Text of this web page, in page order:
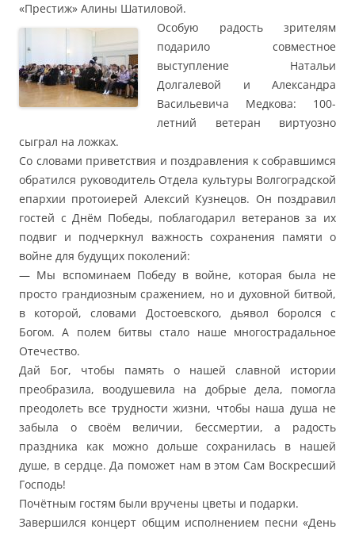
«Престиж» Алины Шатиловой.
Особую радость зрителям
подарило совместное
выступление Натальи
Долгалевой и Александра
Васильевича Медкова: 100-
летний ветеран виртуозно
сыграл на ложках.
Со словами приветствия и поздравления к собравшимся
обратился руководитель Отдела культуры Волгоградской
епархии протоиерей Алексий Кузнецов. Он поздравил
гостей с Днём Победы, поблагодарил ветеранов за их
подвиг и подчеркнул важность сохранения памяти о
войне для будущих поколений:
— Мы вспоминаем Победу в войне, которая была не
просто грандиозным сражением, но и духовной битвой,
в которой, словами Достоевского, дьявол боролся с
Богом. А полем битвы стало наше многострадальное
Отечество.
Дай Бог, чтобы память о нашей славной истории
преобразила, воодушевила на добрые дела, помогла
преодолеть все трудности жизни, чтобы наша душа не
забыла о своём величии, бессмертии, а радость
праздника как можно дольше сохранилась в нашей
душе, в сердце. Да поможет нам в этом Сам Воскресший
Господь!
Почётным гостям были вручены цветы и подарки.
Завершился концерт общим исполнением песни «День